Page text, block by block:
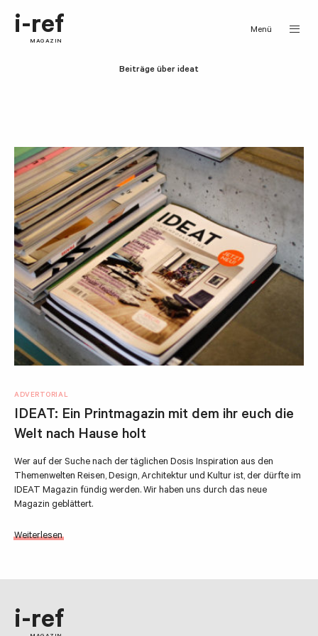
i-ref
MAGAZIN
Menü
Beiträge über ideat
ADVERTORIAL
IDEAT: Ein Printmagazin mit dem ihr euch die
Welt nach Hause holt
Wer auf der Suche nach der täglichen Dosis Inspiration aus den
Themenwelten Reisen, Design, Architektur und Kultur ist, der dürfte im
IDEAT Magazin fündig werden. Wir haben uns durch das neue
Magazin geblättert.
Weiterlesen
i-ref